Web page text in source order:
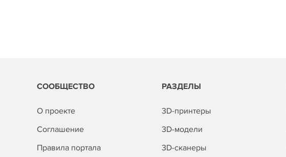
СООБЩЕСТВО
О проекте
Соглашение
Правила портала
РАЗДЕЛЫ
3D-принтеры
3D-модели
3D-сканеры